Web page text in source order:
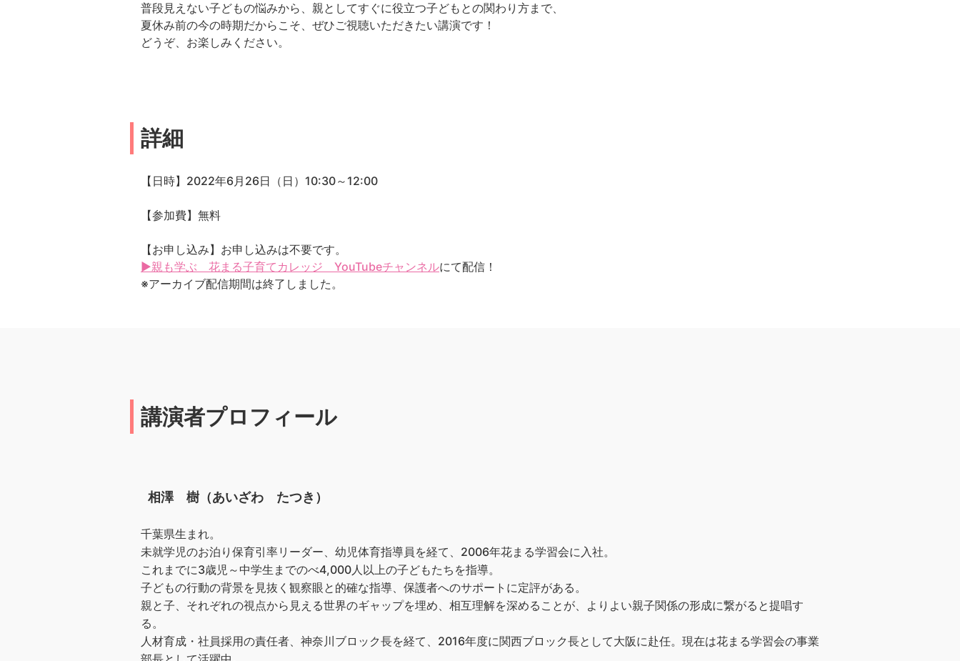
普段見えない子どもの悩みから、親としてすぐに役立つ子どもとの関わり方まで、
夏休み前の今の時期だからこそ、ぜひご視聴いただきたい講演です！
どうぞ、お楽しみください。
詳細
【日時】2022年6月26日（日）10:30～12:00
【参加費】無料
【お申し込み】お申し込みは不要です。
▶親も学ぶ 花まる子育てカレッジ YouTubeチャンネルにて配信！
※アーカイブ配信期間は終了しました。
講演者プロフィール
相澤 樹（あいざわ たつき）
千葉県生まれ。
未就学児のお泊り保育引率リーダー、幼児体育指導員を経て、2006年花まる学習会に入社。
これまでに3歳児～中学生までのべ4,000人以上の子どもたちを指導。
子どもの行動の背景を見抜く観察眼と的確な指導、保護者へのサポートに定評がある。
親と子、それぞれの視点から見える世界のギャップを埋め、相互理解を深めることが、よりよい親子関係の形成に繋がると提唱す
る。
人材育成・社員採用の責任者、神奈川ブロック長を経て、2016年度に関西ブロック長として大阪に赴任。現在は花まる学習会の事業